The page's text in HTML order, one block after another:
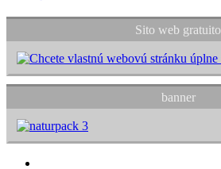
Sito web gratuito
banner